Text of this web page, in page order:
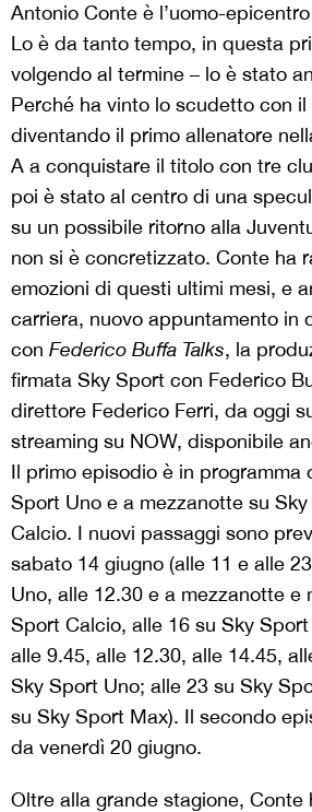
Antonio Conte è l’uomo-
Lo è da tanto tempo, in questa
volgendo al termine – lo è stato
Perché ha vinto lo scudetto con il
diventando il primo allenatore
A a conquistare il titolo con tre
poi è stato al centro di una
su un possibile ritorno alla
non si è concretizzato. Conte ha
emozioni di questi ultimi mesi, e
carriera, nuovo appuntamento in
con Federico Buffa Talks, la
firmata Sky Sport con Federico
direttore Federico Ferri, da oggi
streaming su NOW, disponibile
Il primo episodio è in programma
Sport Uno e a mezzanotte su
Calcio. I nuovi passaggi sono
sabato 14 giugno (alle 11 e alle
Uno, alle 12.30 e a mezzanotte e
Sport Calcio, alle 16 su Sky
alle 9.45, alle 12.30, alle 14.45,
Sky Sport Uno; alle 23 su Sky
su Sky Sport Max). Il secondo
da venerdì 20 giugno.
Oltre alla grande stagione, Conte